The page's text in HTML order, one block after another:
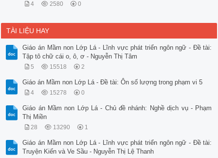
4 2580 0
TÀI LIỆU HAY
Giáo án Mầm non Lớp Lá - Lĩnh vực phát triển ngôn ngữ - Đề tài:
Tập tô chữ cái o, ô, ơ - Nguyễn Thị Tâm
5 15518 2
Giáo án Mầm non Lớp Lá - Đề tài: Ôn số lượng trong phạm vi 5
4 15278 0
Giáo án Mầm non Lớp Lá - Chủ đề nhánh: Nghề dịch vụ - Phạm
Thị Miền
28 13290 1
Giáo án Mầm non Lớp Lá - Lĩnh vực phát triển ngôn ngữ - Đề tài:
Truyện Kiến và Ve Sầu - Nguyễn Thị Lệ Thanh